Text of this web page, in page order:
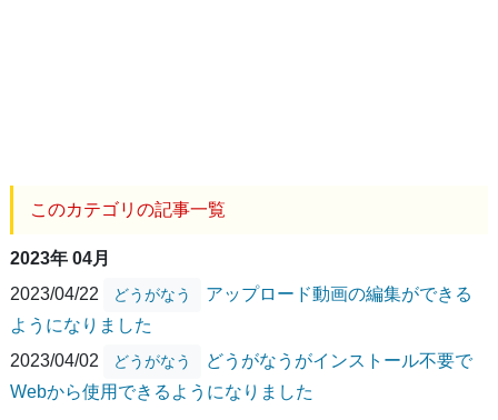
このカテゴリの記事一覧
2023年 04月
2023/04/22
どうがなう
アップロード動画の編集ができる
ようになりました
2023/04/02
どうがなう
どうがなうがインストール不要で
Webから使用できるようになりました